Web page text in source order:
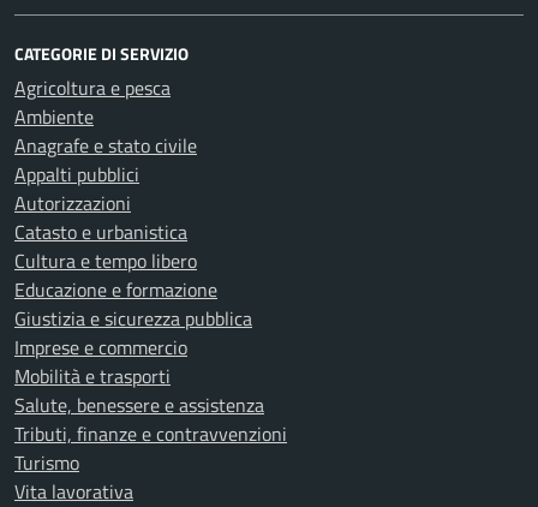
CATEGORIE DI SERVIZIO
Agricoltura e pesca
Ambiente
Anagrafe e stato civile
Appalti pubblici
Autorizzazioni
Catasto e urbanistica
Cultura e tempo libero
Educazione e formazione
Giustizia e sicurezza pubblica
Imprese e commercio
Mobilità e trasporti
Salute, benessere e assistenza
Tributi, finanze e contravvenzioni
Turismo
Vita lavorativa